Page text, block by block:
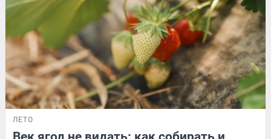
ЛЕТО